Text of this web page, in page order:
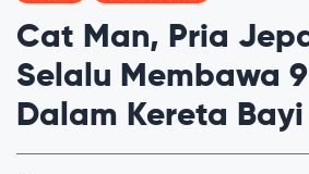
Cat Man, Pria
Selalu Membawa
Dalam Kereta Bayi